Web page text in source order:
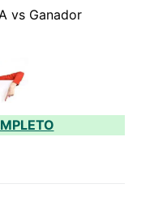
vs Ganador